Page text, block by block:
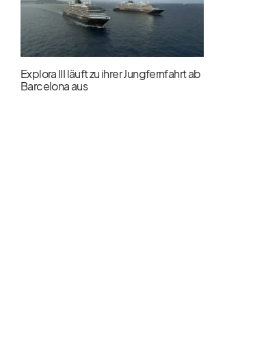
Explora III läuft zu ihrer Jungfernfahrt ab
Barcelona aus